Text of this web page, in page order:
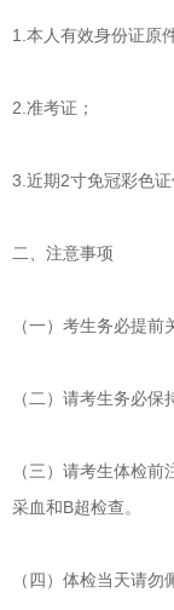
1.本人有效身份证原
2.准考证；
3.近期2寸免冠彩色证
二、注意事项
（一）考生务必提
（二）请考生务必
（三）请考生体检
采血和B超检查。
（四）体检当天请